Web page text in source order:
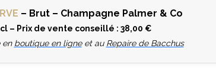
– Brut – Champagne Palmer & Co
– Prix de vente conseillé : 38,00 €
en boutique en ligneet au Repaire de Bacchus